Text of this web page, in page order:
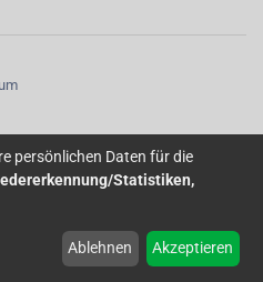
Dietlind Vogt in der Gärtnerei
Verzweigung.(Walter Cordes)
persönlichen Daten für die
Statistiken,
Ablehnen Akzeptieren